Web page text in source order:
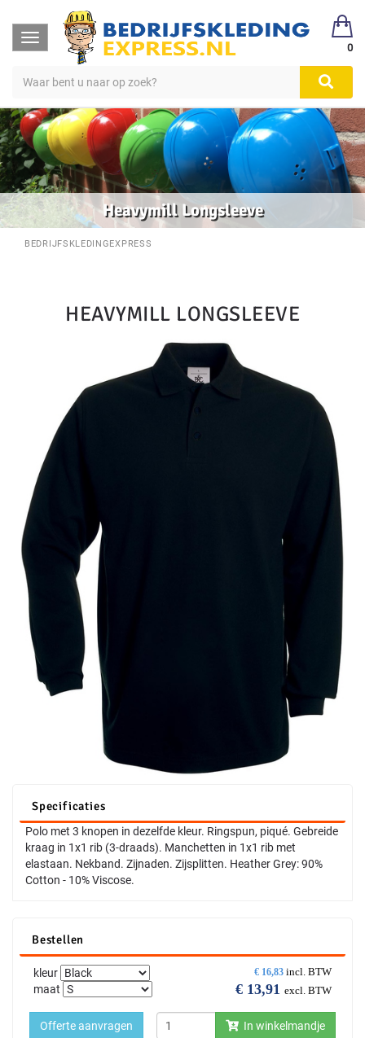
Toggle
navigation
0
Heavymill Longsleeve
BEDRIJFSKLEDINGEXPRESS
HEAVYMILL LONGSLEEVE
Specificaties
Polo met 3 knopen in dezelfde kleur. Ringspun, piqué. Gebreide
kraag in 1x1 rib (3-draads). Manchetten in 1x1 rib met
elastaan. Nekband. Zijnaden. Zijsplitten. Heather Grey: 90%
Cotton - 10% Viscose.
Bestellen
€ 16,83 incl. BTW
€ 13,91 excl. BTW
kleur
maat
In winkelmandje
Offerte aanvragen